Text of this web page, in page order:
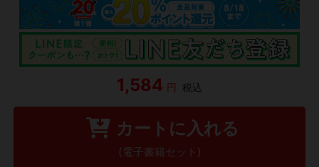
1,584 円 税込
カートに入れる
(電子書籍セット)